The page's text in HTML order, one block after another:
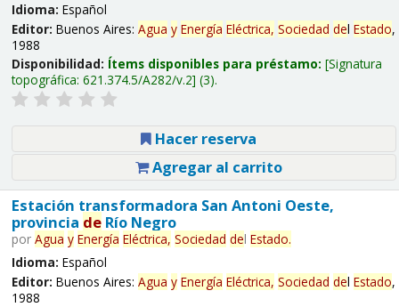
Idioma: Español
Editor: Buenos Aires: Agua y Energía Eléctrica, Sociedad del Estado,
1988
Disponibilidad: Ítems disponibles para préstamo: Signatura
topográfica: 621.374.5/A282/v.2 (3).
Hacer reserva
Agregar al carrito
Estación transformadora San Antoni Oeste,
provincia deRío Negro
por Agua y Energía Eléctrica, Sociedad del Estado.
Idioma: Español
Editor: Buenos Aires: Agua y Energía Eléctrica, Sociedad del Estado,
1988